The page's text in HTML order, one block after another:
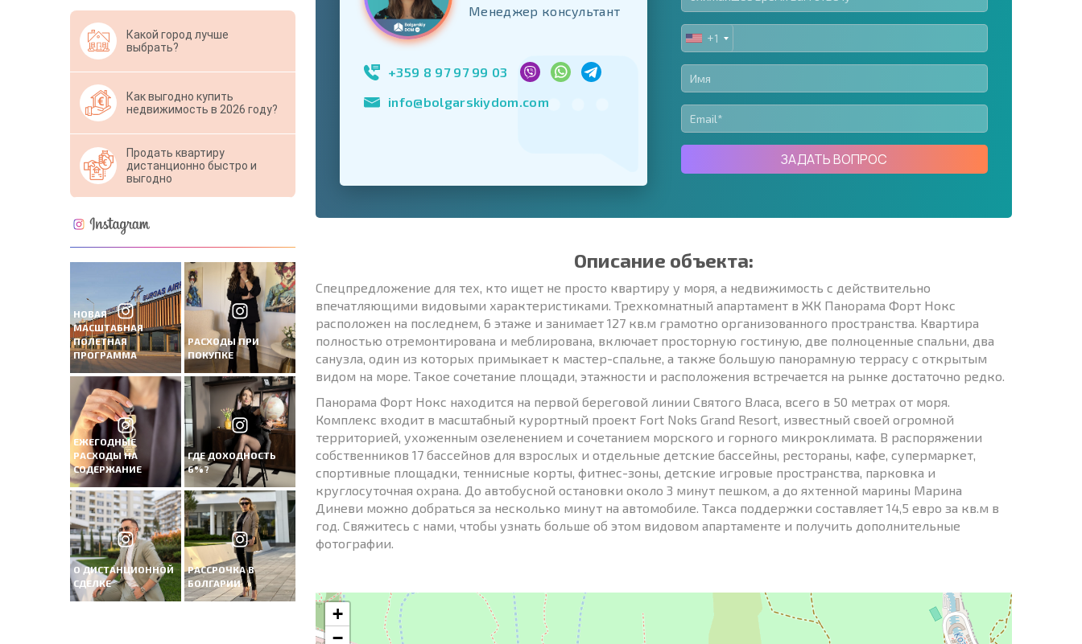
Какой город лучше
выбрать?
Как выгодно купить
недвижимость в 2026 году?
Продать квартиру
дистанционно быстро и
выгодно
НОВАЯ
МАСШТАБНАЯ
ПОЛЕТНАЯ
ПРОГРАММА
РАСХОДЫ ПРИ
ПОКУПКЕ
ЕЖЕГОДНЫЕ
РАСХОДЫ НА
СОДЕРЖАНИЕ
ГДЕ ДОХОДНОСТЬ
6%?
О ДИСТАНЦИОННОЙ
СДЕЛКЕ
РАССРОЧКА В
БОЛГАРИИ
* Поля обязательные для заполнения
Свернуть форму
Подписаться на рассылку | Нажимая кнопку, вы разрешаете
использование своих данных.
Отправить сообщение
Менеджер консультант
+359 8 97 97 99 03
info@bolgarskiydom.com
UNITED
STATES
+1
+1
ЗАДАТЬ ВОПРОС
Описание объекта:
Спецпредложение для тех, кто ищет не просто квартиру у моря, а недвижимость с действительно
впечатляющими видовыми характеристиками. Трехкомнатный апартамент в ЖК Панорама Форт Нокс
расположен на последнем, 6 этаже и занимает 127 кв.м грамотно организованного пространства. Квартира
полностью отремонтирована и меблирована, включает просторную гостиную, две полноценные спальни, два
санузла, один из которых примыкает к мастер-спальне, а также большую панорамную террасу с открытым
видом на море. Такое сочетание площади, этажности и расположения встречается на рынке достаточно редко.
Панорама Форт Нокс находится на первой береговой линии Святого Власа, всего в 50 метрах от моря.
Комплекс входит в масштабный курортный проект Fort Noks Grand Resort, известный своей огромной
территорией, ухоженным озеленением и сочетанием морского и горного микроклимата. В распоряжении
собственников 17 бассейнов для взрослых и отдельные детские бассейны, рестораны, кафе, супермаркет,
спортивные площадки, теннисные корты, фитнес-зоны, детские игровые пространства, парковка и
круглосуточная охрана. До автобусной остановки около 3 минут пешком, а до яхтенной марины Марина
Диневи можно добраться за несколько минут на автомобиле. Такса поддержки составляет 14,5 евро за кв.м в
год. Свяжитесь с нами, чтобы узнать больше об этом видовом апартаменте и получить дополнительные
фотографии.
+
−